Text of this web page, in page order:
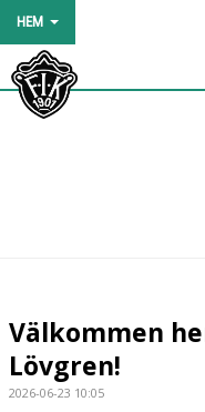
HEM
HEM
DOKUMENT
KLÄDER OCH UTRUSTNING
Välkommen
Lövgren!
2026-06-23 10:05